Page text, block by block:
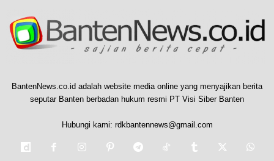
BantenNews.co.id adalah website media online yang menyajikan berita
seputar Banten berbadan hukum resmi PT Visi Siber Banten
Hubungi kami: rdkbantennews@gmail.com